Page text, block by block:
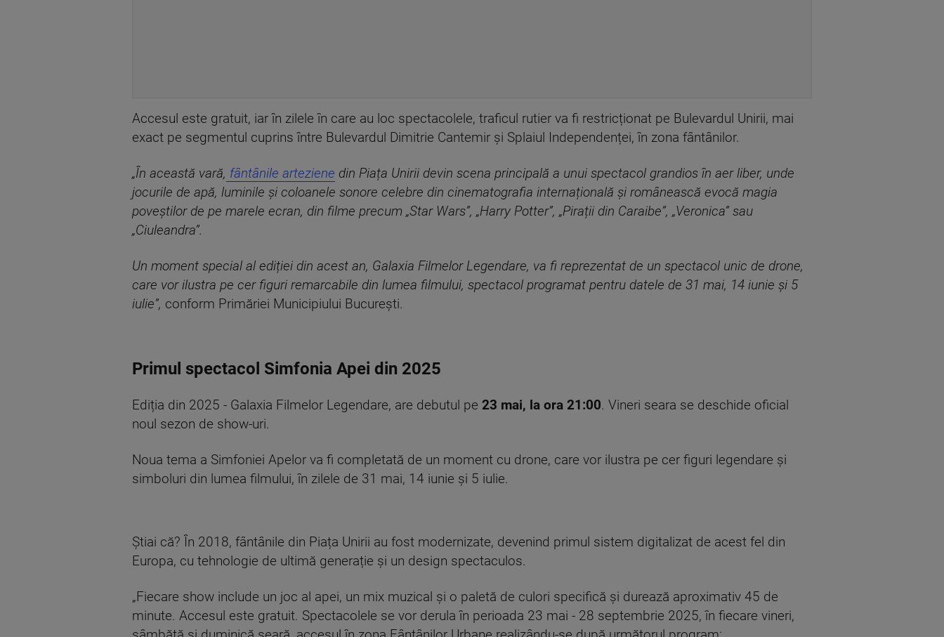
Accesul este gratuit, iar în zilele în care au loc spectacolele, traficul rutier va fi restricționat pe Bulevardul Unirii, mai
exact pe segmentul cuprins între Bulevardul Dimitrie Cantemir și Splaiul Independenței, în zona fântânilor.
„În această vară, fântânile arteziene din Piața Unirii devin scena principală a unui spectacol grandios în aer liber, unde
jocurile de apă, luminile și coloanele sonore celebre din cinematografia internațională și românească evocă magia
poveștilor de pe marele ecran, din filme precum „Star Wars”, „Harry Potter”, „Pirații din Caraibe”, „Veronica” sau
„Ciuleandra”.
Un moment special al ediției din acest an, Galaxia Filmelor Legendare, va fi reprezentat de un spectacol unic de drone,
care vor ilustra pe cer figuri remarcabile din lumea filmului, spectacol programat pentru datele de 31 mai, 14 iunie și 5
iulie”, conform Primăriei Municipiului București.
Primul spectacol Simfonia Apei din 2025
Ediția din 2025 - Galaxia Filmelor Legendare, are debutul pe 23 mai, la ora 21:00. Vineri seara se deschide oficial
noul sezon de show-uri.
Noua tema a Simfoniei Apelor va fi completată de un moment cu drone, care vor ilustra pe cer figuri legendare și
simboluri din lumea filmului, în zilele de 31 mai, 14 iunie și 5 iulie.
Știai că? În 2018, fântânile din Piața Unirii au fost modernizate, devenind primul sistem digitalizat de acest fel din
Europa, cu tehnologie de ultimă generație și un design spectaculos.
„Fiecare show include un joc al apei, un mix muzical și o paletă de culori specifică și durează aproximativ 45 de
minute. Accesul este gratuit. Spectacolele se vor derula în perioada 23 mai - 28 septembrie 2025, în fiecare vineri,